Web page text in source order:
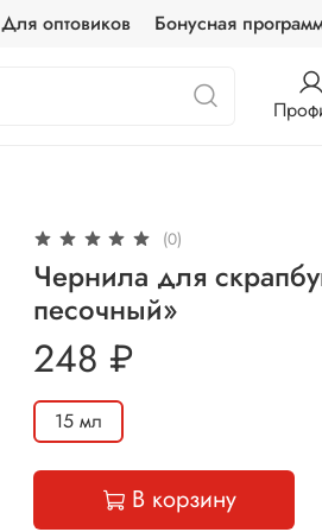
Для оптовиков Бонусная
(0)
Чернила для
песочный»
248 ₽
15 мл
В корзину